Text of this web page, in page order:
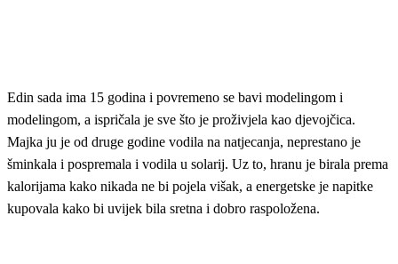
Edin sada ima 15 godina i povremeno se bavi modelingom i
modelingom, a ispričala je sve što je proživjela kao djevojčica.
Majka ju je od druge godine vodila na natjecanja, neprestano je
šminkala i pospremala i vodila u solarij. Uz to, hranu je birala prema
kalorijama kako nikada ne bi pojela višak, a energetske je napitke
kupovala kako bi uvijek bila sretna i dobro raspoložena.